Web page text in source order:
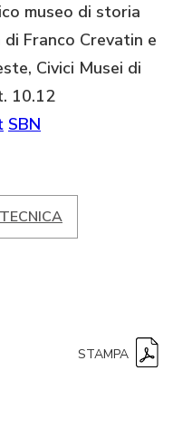
museo di storia
Franco Crevatin e
Civici Musei di
10.12
SBN
STAMPA